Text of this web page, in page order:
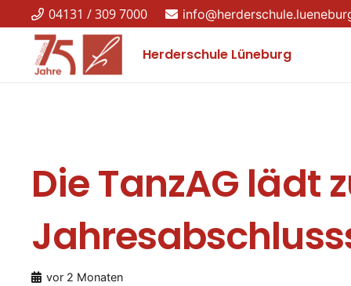
04131 / 309 7000
Herderschule Lüneburg
Die TanzAG lädt
vor 2 Monaten